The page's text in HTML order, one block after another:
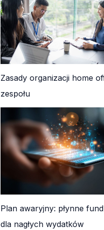
Zasady organizacji home
zespołu
Plan awaryjny: płynne
dla nagłych wydatków